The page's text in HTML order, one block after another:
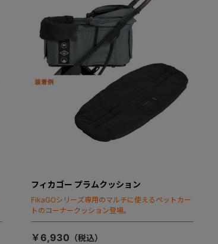
フィカゴー プラムクッション
FikaGOシリーズ専用のマルチに使えるペットカー
トのコーナークッション登場。
￥6,930